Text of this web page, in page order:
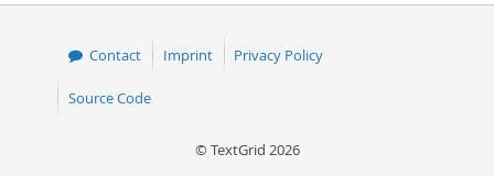
Contact Imprint Privacy Policy
Source Code
© TextGrid 2026